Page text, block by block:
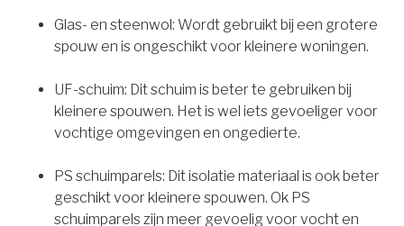
Glas- en steenwol: Wordt gebruikt bij een grotere
spouw en is ongeschikt voor kleinere woningen.
UF-schuim: Dit schuim is beter te gebruiken bij
kleinere spouwen. Het is wel iets gevoeliger voor
vochtige omgevingen en ongedierte.
PS schuimparels: Dit isolatie materiaal is ook beter
geschikt voor kleinere spouwen. Ok PS
schuimparels zijn meer gevoelig voor vocht en